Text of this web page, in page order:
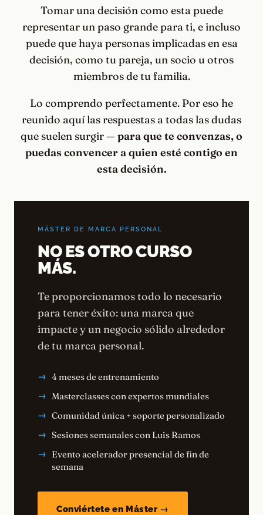
Tomar una decisión como esta puede
representar un paso grande para ti, e incluso
puede que haya personas implicadas en esa
decisión, como tu pareja, un socio u otros
miembros de tu familia.
Lo comprendo perfectamente. Por eso he
reunido aquí las respuestas a todas las dudas
que suelen surgir — para que te convenzas, o
puedas convencer a quien esté contigo en
esta decisión.
MÁSTER DE MARCA PERSONAL
NO ES OTRO CURSO
MÁS.
Te proporcionamos todo lo necesario
para tener éxito: una marca que
impacte y un negocio sólido alrededor
de tu marca personal.
4 meses de entrenamiento
Masterclasses con expertos mundiales
Comunidad única + soporte personalizado
Sesiones semanales con Luis Ramos
Evento acelerador presencial de fin de
semana
Conviértete en Máster →